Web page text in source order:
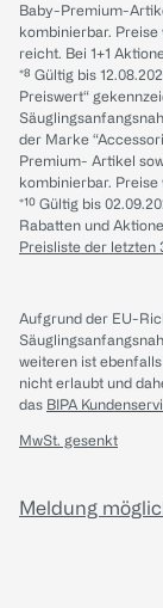
Baby-Premium-
kombinierbar.
reicht. Bei 1+1
*⁸ Gültig bis
Preiswert“
der Marke
Premium- Artikel
kombinierbar.
*¹⁰ Gültig bis
Rabatten und
Preisliste der letzten
Aufgrund der EU-
weiteren ist
nicht erlaubt und
das BIPA
MwSt. gesenkt
Meldung